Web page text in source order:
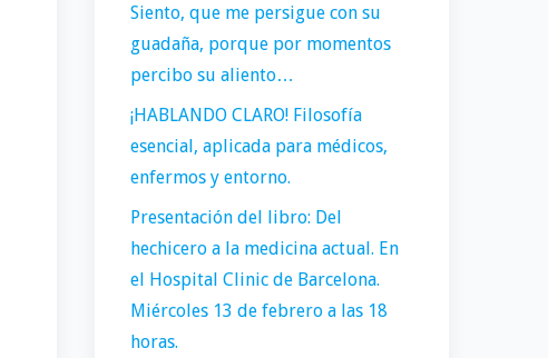
Siento, que me persigue con su
guadaña, porque por momentos
percibo su aliento…
¡HABLANDO CLARO! Filosofía
esencial, aplicada para médicos,
enfermos y entorno.
Presentación del libro: Del
hechicero a la medicina actual. En
el Hospital Clinic de Barcelona.
Miércoles 13 de febrero a las 18
horas.